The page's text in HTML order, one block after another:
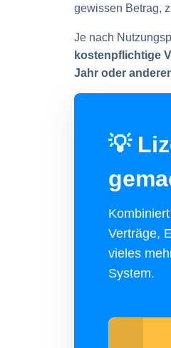
gewissen Betrag,
Je nach
kostenpflichtige
Jahr oder
💡
Verträge,
vieles
System.